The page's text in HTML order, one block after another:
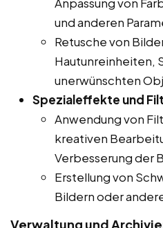
und anderen
Retusche von
Hautunreinheiten,
unerwünschten
Spezialeffekte und
Anwendung von
kreativen
Verbesserung der
Erstellung von
Bildern oder
Verwaltung und